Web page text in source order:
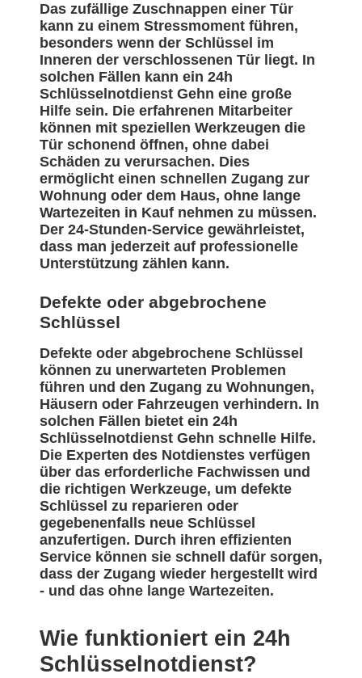
Das zufällige Zuschnappen einer Tür
kann zu einem Stressmoment führen,
besonders wenn der Schlüssel im
Inneren der verschlossenen Tür liegt. In
solchen Fällen kann ein 24h
Schlüsselnotdienst Gehn eine große
Hilfe sein. Die erfahrenen Mitarbeiter
können mit speziellen Werkzeugen die
Tür schonend öffnen, ohne dabei
Schäden zu verursachen. Dies
ermöglicht einen schnellen Zugang zur
Wohnung oder dem Haus, ohne lange
Wartezeiten in Kauf nehmen zu müssen.
Der 24-Stunden-Service gewährleistet,
dass man jederzeit auf professionelle
Unterstützung zählen kann.
Defekte oder abgebrochene
Schlüssel
Defekte oder abgebrochene Schlüssel
können zu unerwarteten Problemen
führen und den Zugang zu Wohnungen,
Häusern oder Fahrzeugen verhindern. In
solchen Fällen bietet ein 24h
Schlüsselnotdienst Gehn schnelle Hilfe.
Die Experten des Notdienstes verfügen
über das erforderliche Fachwissen und
die richtigen Werkzeuge, um defekte
Schlüssel zu reparieren oder
gegebenenfalls neue Schlüssel
anzufertigen. Durch ihren effizienten
Service können sie schnell dafür sorgen,
dass der Zugang wieder hergestellt wird
- und das ohne lange Wartezeiten.
Wie funktioniert ein 24h
Schlüsselnotdienst?